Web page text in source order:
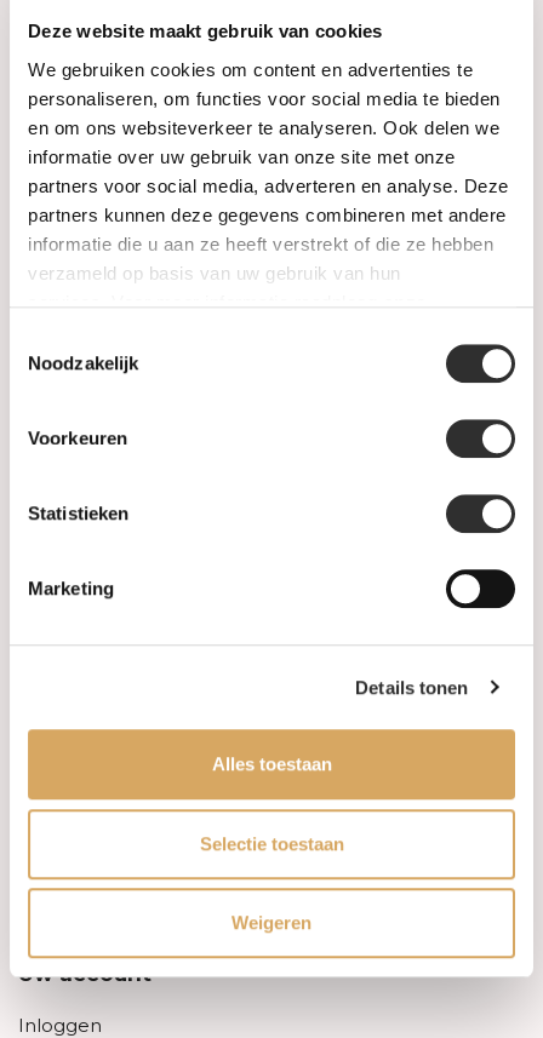
Deze website maakt gebruik van cookies
We gebruiken cookies om content en advertenties te
personaliseren, om functies voor social media te bieden
en om ons websiteverkeer te analyseren. Ook delen we
informatie over uw gebruik van onze site met onze
partners voor social media, adverteren en analyse. Deze
partners kunnen deze gegevens combineren met andere
informatie die u aan ze heeft verstrekt of die ze hebben
verzameld op basis van uw gebruik van hun
Noodzakelijk
Voorkeuren
Statistieken
Marketing
Details tonen
Alles toestaan
Selectie toestaan
Weigeren
Categorieën
Horloges
Juwelen
Trouwringen
PRE-OWNED
Informatie
Leveringsvoorwaarden
Privacy Policy
Uw account
Inloggen